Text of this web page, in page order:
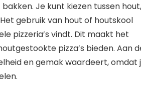
Je kunt kiezen tussen hout,
gebruik van hout of houtskool
pizzeria’s vindt. Dit maakt het
pizza’s bieden. Aan
en gemak waardeert, omdat